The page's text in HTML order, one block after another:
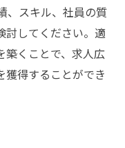
、スキル、社員の質
討してください。適
築くことで、求人広
獲得することができ